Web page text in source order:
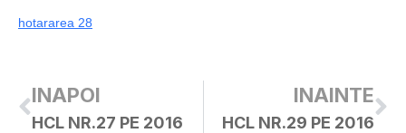
hotararea 28
INAPOI
HCL NR.27 PE 2016
INAINTE
HCL NR.29 PE 2016